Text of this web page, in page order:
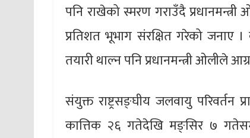
पनि राखेको स्मरण गराउँदै
प्रतिशत भूभाग संरक्षित गरेको जनाए
तयारी थाल्न पनि प्रधानमन्त्री ओलीले
संयुक्त राष्ट्रसङ्घीय जलवायु परिवर्तन
कात्तिक २६ गतेदेखि मङ्सिर ७